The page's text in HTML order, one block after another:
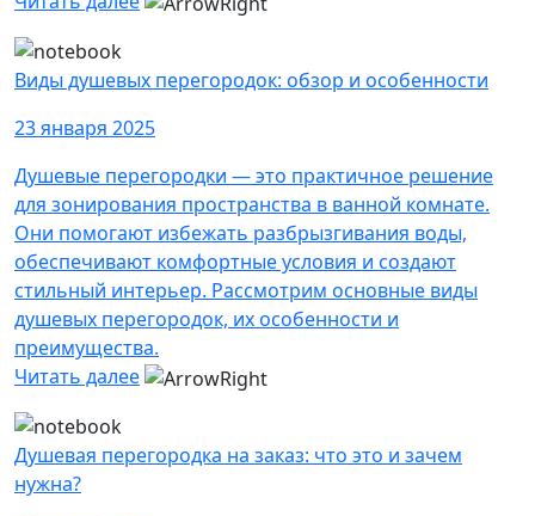
Виды душевых перегородок: обзор и особенности
23 января 2025
Душевые перегородки — это практичное решение
для зонирования пространства в ванной комнате.
Они помогают избежать разбрызгивания воды,
обеспечивают комфортные условия и создают
стильный интерьер. Рассмотрим основные виды
душевых перегородок, их особенности и
преимущества.
Читать далее
Душевая перегородка на заказ: что это и зачем
нужна?